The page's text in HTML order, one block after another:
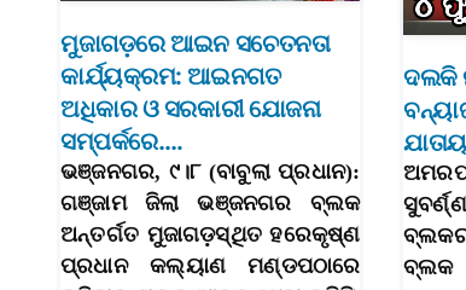
ମୁଜାଗଡ଼ରେ ଆଇନ ସଚେତନତା
କାର୍ଯ୍ୟକ୍ରମ: ଆଇନଗତ
ଅଧିକାର ଓ ସରକାରୀ ଯୋଜନା
ସମ୍ପର୍କରେ….
ଭଞ୍ଜନଗର, ୯।୮ (ବାବୁଲା ପ୍ରଧାନ):
ଗଞ୍ଜାମ ଜିଲା ଭଞ୍ଜନଗର ବ୍ଲକ
ଅନ୍ତର୍ଗତ ମୁଜାଗଡ଼ସ୍ଥିତ ହରେକୃଷ୍ଣ
ପ୍ରଧାନ କଲ୍ୟାଣ ମଣ୍ଡପଠାରେ
ଦଲକି
ବ୍ଲକ